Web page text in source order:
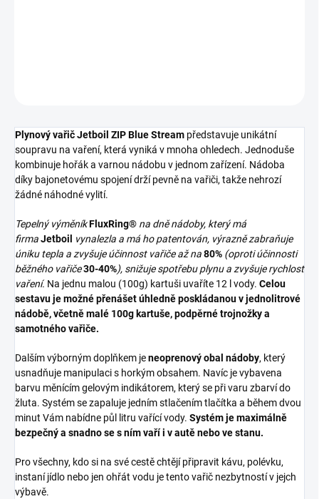
Plynový vařič Jetboil ZIP Blue Stream představuje unikátní
soupravu na vaření, která vyniká v mnoha ohledech. Jednoduše
kombinuje hořák a varnou nádobu v jednom zařízení. Nádoba
díky bajonetovému spojení drží pevně na vařiči, takže nehrozí
žádné náhodné vylití.
Tepelný výměníkFluxRing® na dně nádoby, který má
firmaJetboil
vynalezla a má ho patentován, výrazně zabraňuje
úniku tepla a zvyšuje účinnost vařiče až na80% (oproti účinnosti
běžného vařiče30-40%), snižuje spotřebu plynu a zvyšuje rychlost
vaření. Na jednu malou (100g) kartuši uvaříte 12 l vody. Celou
sestavu je možné přenášet úhledně poskládanou v jednolitrové
nádobě, včetně malé 100g kartuše, podpěrné trojnožky a
samotného vařiče.
Dalším výborným doplňkem jeneoprenový obal nádoby, který
usnadňuje manipulaci s horkým obsahem. Navíc je vybavena
barvu měnícím gelovým indikátorem, který se při varu zbarví do
žluta. Systém se zapaluje jedním stlačením tlačítka a během dvou
minut Vám nabídne půl litru vařící vody. Systém je maximálně
bezpečný a snadno se s ním vaří i v autě nebo ve stanu.
Pro všechny, kdo si na své cestě chtějí připravit kávu, polévku,
instaní jídlo nebo jen ohřát vodu je tento vařič nezbytností v jejch
výbavě.